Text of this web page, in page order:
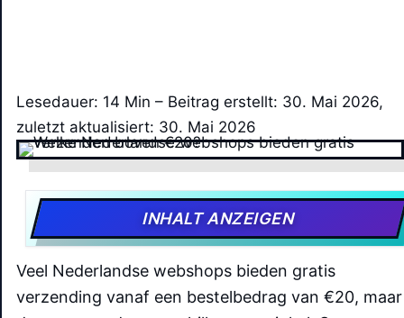
Lesedauer: 14 Min – Beitrag erstellt: 30. Mai 2026,
zuletzt aktualisiert: 30. Mai 2026
INHALT ANZEIGEN
Veel Nederlandse webshops bieden gratis
verzending vanaf een bestelbedrag van €20, maar